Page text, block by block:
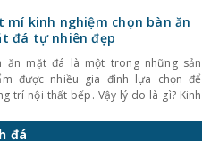
thiết kế này, ngôi nhà sẽ trở nên
đãng, dịu mắt hơn. 1. Thiết kế
mí kinh nghiệm chọn bàn ăn
đá tự nhiên đẹp
ăn mặt đá là một trong những sản
được nhiều gia đình lựa chọn để
trí nội thất bếp. Vậy lý do là gì? Kinh
bàn ăn này như thế nào. Hãy tìm hiểu
đá